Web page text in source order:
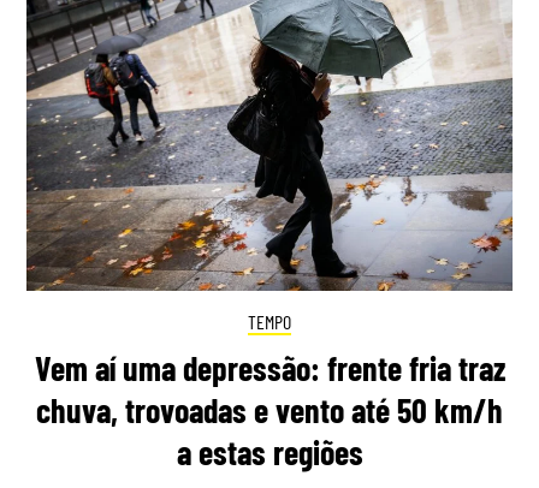
TEMPO
Vem aí uma depressão: frente fria traz
chuva, trovoadas e vento até 50 km/h
a estas regiões